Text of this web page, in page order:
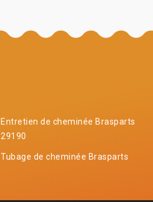
Entretien de cheminée Brasparts
29190
Tubage de cheminée Brasparts